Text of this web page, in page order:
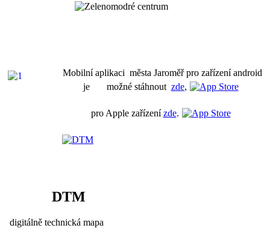
Mobilní aplikaci města Jaroměř pro zařízení android
je možné stáhnout zde,
pro Apple zařízenízde.
DTM
digitálně technická mapa